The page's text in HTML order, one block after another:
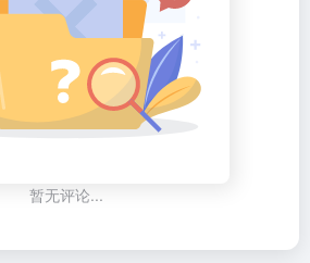
暂无评论...